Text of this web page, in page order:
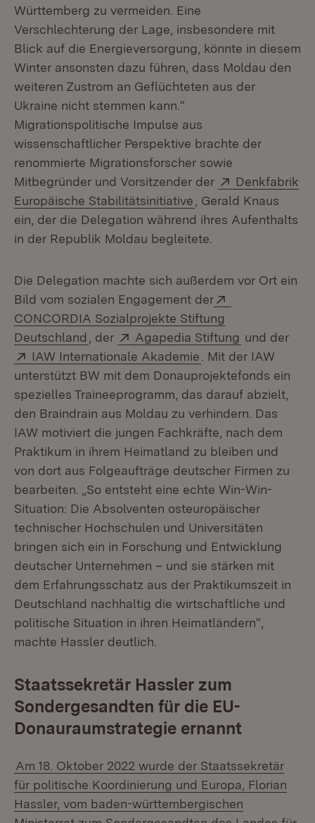
Württemberg zu vermeiden. Eine
Verschlechterung der Lage, insbesondere mit
Blick auf die Energieversorgung, könnte in diesem
Winter ansonsten dazu führen, dass Moldau den
weiteren Zustrom an Geflüchteten aus der
Ukraine nicht stemmen kann.“
Migrationspolitische Impulse aus
wissenschaftlicher Perspektive brachte der
renommierte Migrationsforscher sowie
Mitbegründer und Vorsitzender der
Extern:
Denkfabrik
Europäische Stabilitätsinitiative (Öffnet in neuem
, Gerald Knaus
ein, der die Delegation während ihres Aufenthalts
in der Republik Moldau begleitete.
Die Delegation machte sich außerdem vor Ort ein
Bild vom sozialen Engagement der
CONCORDIA Sozialprojekte Stiftung
Deutschland (Öffnet in neuem Fenster)
, der Extern:
Agapedia Stiftung (Öffnet in
und der
Extern:
IAW Internationale Akademie (Öffnet in neuem
. Mit der IAW
unterstützt BW mit dem Donauprojektefonds ein
spezielles Traineeprogramm, das darauf abzielt,
den Braindrain aus Moldau zu verhindern. Das
IAW motiviert die jungen Fachkräfte, nach dem
Praktikum in ihrem Heimatland zu bleiben und
von dort aus Folgeaufträge deutscher Firmen zu
bearbeiten. „So entsteht eine echte Win-Win-
Situation: Die Absolventen osteuropäischer
technischer Hochschulen und Universitäten
bringen sich ein in Forschung und Entwicklung
deutscher Unternehmen – und sie stärken mit
dem Erfahrungsschatz aus der Praktikumszeit in
Deutschland nachhaltig die wirtschaftliche und
politische Situation in ihren Heimatländern“,
machte Hassler deutlich.
Staatssekretär Hassler zum
Sondergesandten für die EU-
Donauraumstrategie ernannt
Am 18. Oktober 2022 wurde der Staatssekretär
für politische Koordinierung und Europa, Florian
Hassler, vom baden-württembergischen